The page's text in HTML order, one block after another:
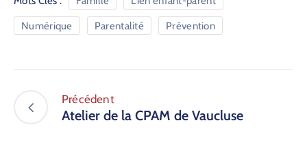
Numérique Parentalité Prévention
Précédent
Atelier de la CPAM de Vaucluse